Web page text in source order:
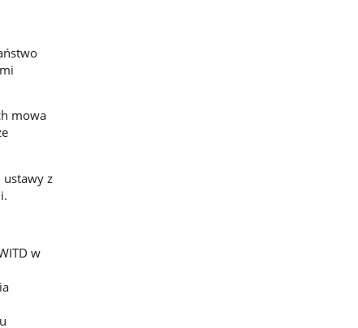
mowa
ustawy z
w